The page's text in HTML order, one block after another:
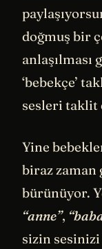
doğmuş bir
anlaşılması
‘bebekçe’
sesleri taklit
Yine
biraz zaman
bürünüyor.
“anne”,
sizin sesinizi